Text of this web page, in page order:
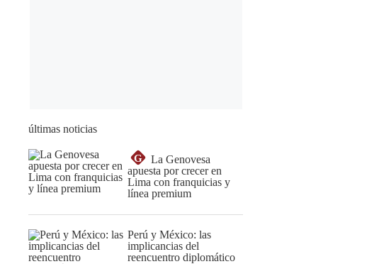
últimas noticias
G
La Genovesa
apuesta por crecer en
Lima con franquicias y
línea premium
Perú y México: las
implicancias del
reencuentro diplomático